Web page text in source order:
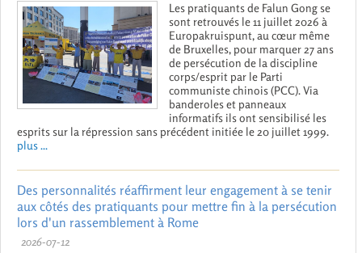
Les pratiquants de Falun Gong se
sont retrouvés le 11 juillet 2026 à
Europakruispunt, au cœur même
de Bruxelles, pour marquer 27 ans
de persécution de la discipline
corps/esprit par le Parti
communiste chinois (PCC). Via
banderoles et panneaux
informatifs ils ont sensibilisé les
esprits sur la répression sans précédent initiée le 20 juillet 1999.
plus ...
Des personnalités réaffirment leur engagement à se tenir
aux côtés des pratiquants pour mettre fin à la persécution
lors d'un rassemblement à Rome
2026-07-12